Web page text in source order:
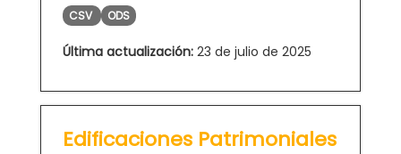
CSV ODS
Última actualización: 23 de julio de 2025
Edificaciones Patrimoniales